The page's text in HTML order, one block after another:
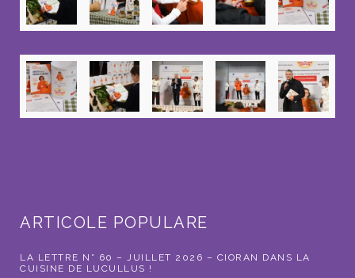
ARTICOLE POPULARE
LA LETTRE N° 60 – JUILLET 2026 – CIORAN DANS LA
CUISINE DE LUCULLUS !